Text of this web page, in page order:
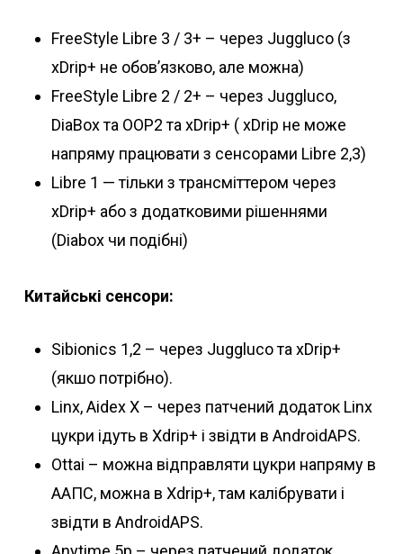
FreeStyle Libre 3 / 3+ – через Juggluco (з
xDrip+ не обов’язково, але можна)
FreeStyle Libre 2 / 2+ – через Juggluco,
DiaBox та OOP2 та xDrip+ ( xDrip не може
напряму працювати з сенсорами Libre 2,3)
Libre 1 — тільки з трансміттером через
xDrip+ або з додатковими рішеннями
(Diabox чи подібні)
Китайські сенсори:
Sibionics 1,2 – через Juggluco та xDrip+
(якшо потрібно).
Linx, Aidex X – через патчений додаток Linx
цукри ідуть в Xdrip+ і звідти в AndroidAPS.
Ottai – можна відправляти цукри напряму в
ААПС, можна в Xdrip+, там калібрувати і
звідти в AndroidAPS.